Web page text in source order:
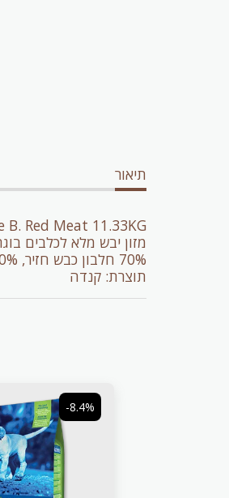
תיאור
B. Red Meat 11.33KG
מזון יבש מלא לכלבים
70% חלבון כבש חזיר, 20% חלבון מגרגרי שיבולת שועל חתוכים במדד גליקמי נמוך, 10% חלבון מירקות ופירות.
תוצרת: קנדה
-8.4%